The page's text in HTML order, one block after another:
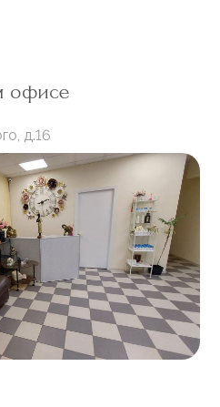
офисе
д.16